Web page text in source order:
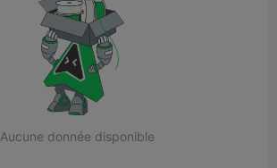
Aucune donnée disponible